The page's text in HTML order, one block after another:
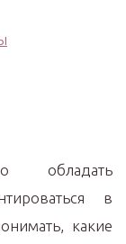
в
какие